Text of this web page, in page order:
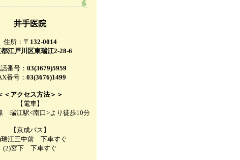
井手医院
住所：〒 132-0014
江戸川区東瑞江2-28-6
番号： 03(3679)5959
番号： 03(3676)1499
＜アクセス方法＞＞
【電車】
瑞江駅<南口>より徒歩10分
【京成バス】
瑞江三中前 下車すぐ
(2)宮下 下車すぐ